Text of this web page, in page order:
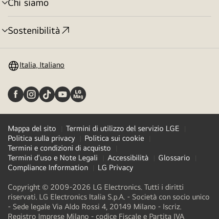
Attivazione
menu
Sostenibilità
Attivazione
Italia, Italiano
Mappa del sito
Termini di utilizzo del servizio LGE
Politica sulla privacy
Politica sui cookie
Termini e condizioni di acquisto
Termini d'uso e Note Legali
Accessibilità
Glossario
Compliance Information
LG Privacy
Copyright © 2009-2026 LG Electronics. Tutti i diritti
riservati. LG Electronics Italia S.p.A. - Società con socio unico
- Sede legale Via Aldo Rossi 4, 20149 Milano - Iscriz.
Registro Imprese Milano - codice Fiscale e Partita IVA